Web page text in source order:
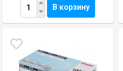
В корзину